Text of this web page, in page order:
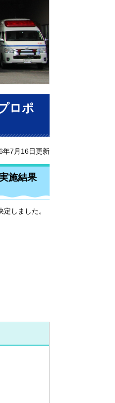
ロポ
年7月16日更新
施結果
しました。